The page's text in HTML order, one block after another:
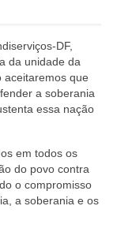
DF,
da unidade da
aceitaremos que
a soberania
essa nação
em todos os
do povo contra
o compromisso
a soberania e os